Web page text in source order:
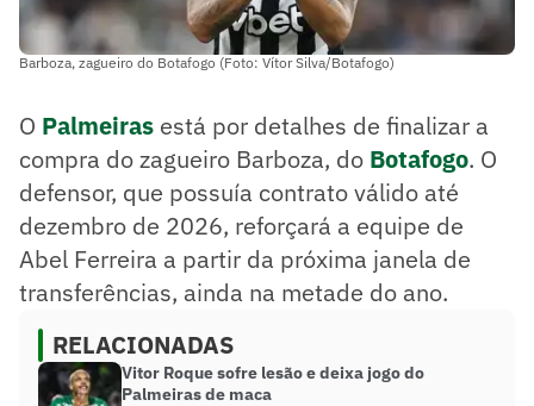
Barboza, zagueiro do Botafogo (Foto: Vítor Silva/Botafogo)
O Palmeiras está por detalhes de finalizar a
compra do zagueiro Barboza, do Botafogo. O
defensor, que possuía contrato válido até
dezembro de 2026, reforçará a equipe de
Abel Ferreira a partir da próxima janela de
transferências, ainda na metade do ano.
RELACIONADAS
Vitor Roque sofre lesão e deixa jogo do
Palmeiras de maca